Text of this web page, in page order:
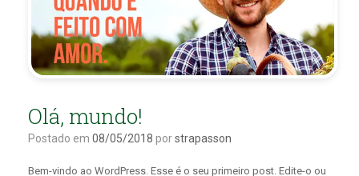
Olá, mundo!
Postado em 08/05/2018 porstrapasson
Bem-vindo ao WordPress. Esse é o seu primeiro post. Edite-o ou